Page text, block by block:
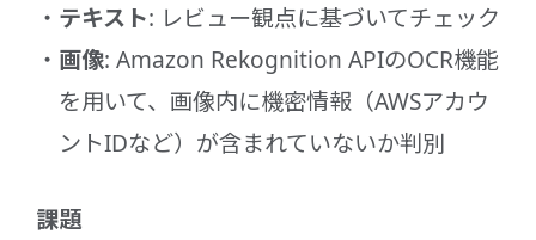
テキスト: レビュー観点に基づいてチェック
画像: Amazon Rekognition APIのOCR機能
を用いて、画像内に機密情報（AWSアカウ
ントIDなど）が含まれていないか判別
課題